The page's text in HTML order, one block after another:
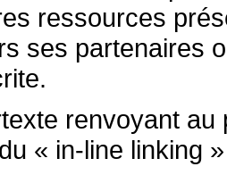
ressources
ses partenaires
renvoyant
« in-line linking